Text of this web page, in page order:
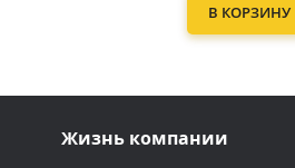
В КОРЗИНУ
Жизнь компании